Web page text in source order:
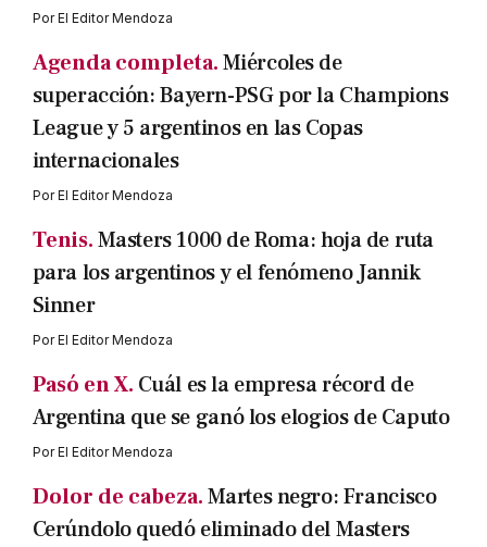
PorEl Editor Mendoza
Agenda completa.Miércoles de
superacción: Bayern-PSG por la Champions
League y 5 argentinos en las Copas
internacionales
PorEl Editor Mendoza
Tenis.Masters 1000 de Roma: hoja de ruta
para los argentinos y el fenómeno Jannik
Sinner
PorEl Editor Mendoza
Pasó en X. Cuál es la empresa récord de
Argentina que se ganó los elogios de Caputo
PorEl Editor Mendoza
Dolor de cabeza.Martes negro: Francisco
Cerúndolo quedó eliminado del Masters